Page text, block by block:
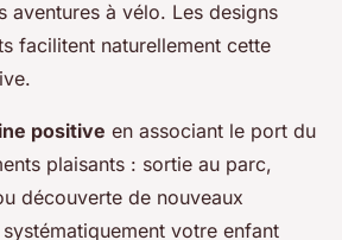
aventures à vélo. Les designs
facilitent naturellement cette
positive en associant le port du
plaisants : sortie au parc,
découverte de nouveaux
votre enfant